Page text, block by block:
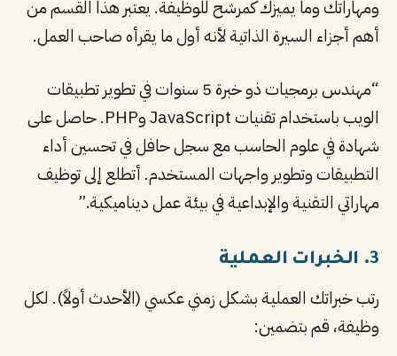
ومهاراتك وما يميزك كمرشح للوظيفة. يعتبر هذا القسم من
أهم أجزاء السيرة الذاتية لأنه أول ما يقرأه صاحب العمل.
“مهندس برمجيات ذو خبرة 5 سنوات في تطوير تطبيقات
الويب باستخدام تقنيات JavaScript وPHP. حاصل على
شهادة في علوم الحاسب مع سجل حافل في تحسين أداء
التطبيقات وتطوير واجهات المستخدم. أتطلع إلى توظيف
مهاراتي التقنية والإبداعية في بيئة عمل ديناميكية.”
3. الخبرات العملية
رتب خبراتك العملية بشكل زمني عكسي (الأحدث أولاً). لكل
وظيفة، قم بتضمين: